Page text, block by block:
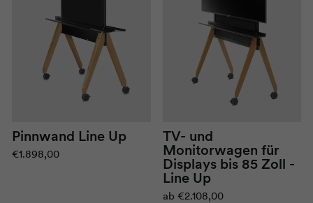
Pinnwand Line Up
€1.898,00
TV- und
Monitorwagen für
Displays bis 85 Zoll -
Line Up
ab €2.108,00